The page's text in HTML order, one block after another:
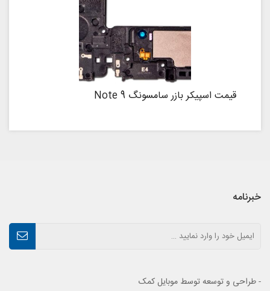
قیمت اسپیکر بازر سامسونگ Note 9
خبرنامه
- طراحی و توسعه توسط موبایل کمک